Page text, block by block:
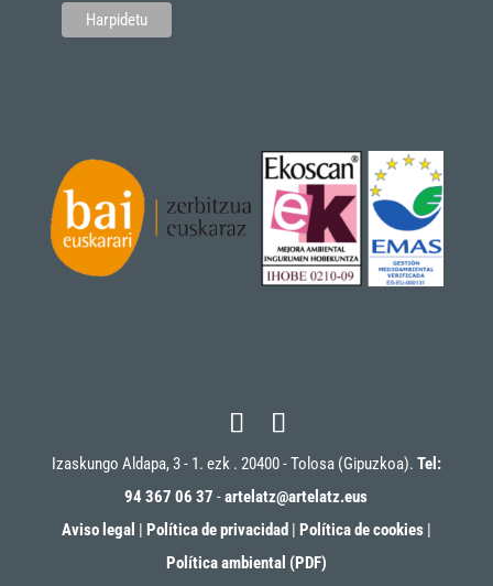
Izaskungo Aldapa, 3 - 1. ezk . 20400 - Tolosa (Gipuzkoa). Tel:
94 367 06 37 -artelatz@artelatz.eus
Aviso legal | Política de privacidad | Política de cookies|
Política ambiental (PDF)